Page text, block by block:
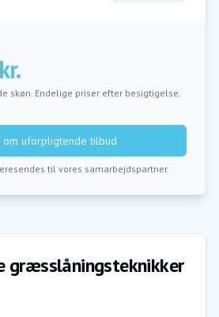
skøn. Endelige priser efter besigtigelse.
om uforpligtende tilbud
til vores samarbejdspartner.
græsslåningsteknikker